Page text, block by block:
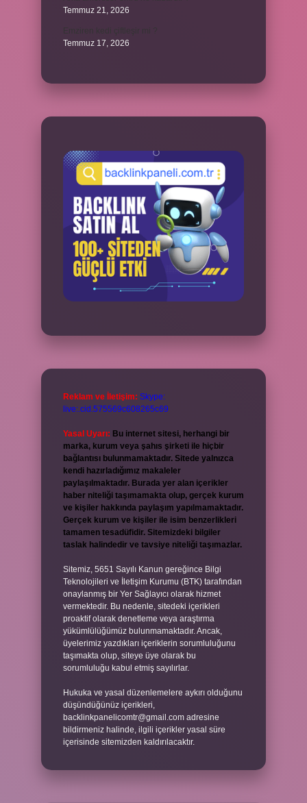
Temmuz 21, 2026
Temmuz 17, 2026
Reklam ve İletişim: Skype:
live:.cid.575569c608265c69
Yasal Uyarı: Bu internet sitesi, herhangi bir
marka, kurum veya şahıs şirketi ile hiçbir
bağlantısı bulunmamaktadır. Sitede yalnızca
kendi hazırladığımız makaleler
paylaşılmaktadır. Burada yer alan içerikler
haber niteliği taşımamakta olup, gerçek kurum
ve kişiler hakkında paylaşım yapılmamaktadır.
Gerçek kurum ve kişiler ile isim benzerlikleri
tamamen tesadüfidir. Sitemizdeki bilgiler
taslak halindedir ve tavsiye niteliği taşımazlar.
Sitemiz, 5651 Sayılı Kanun gereğince Bilgi
Teknolojileri ve İletişim Kurumu (BTK) tarafından
onaylanmış bir Yer Sağlayıcı olarak hizmet
vermektedir. Bu nedenle, sitedeki içerikleri
proaktif olarak denetleme veya araştırma
yükümlülüğümüz bulunmamaktadır. Ancak,
üyelerimiz yazdıkları içeriklerin sorumluluğunu
taşımakta olup, siteye üye olarak bu
sorumluluğu kabul etmiş sayılırlar.
Hukuka ve yasal düzenlemelere aykırı olduğunu
düşündüğünüz içerikleri,
backlinkpanelicomtr@gmail.com adresine
bildirmeniz halinde, ilgili içerikler yasal süre
içerisinde sitemizden kaldırılacaktır.